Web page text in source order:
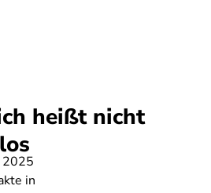
heißt nicht
2025
in